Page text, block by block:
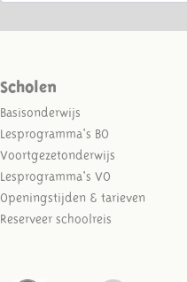
Scholen
Basisonderwijs
Lesprogramma's BO
Voortgezetonderwijs
Lesprogramma's VO
Openingstijden & tarieven
Reserveer schoolreis